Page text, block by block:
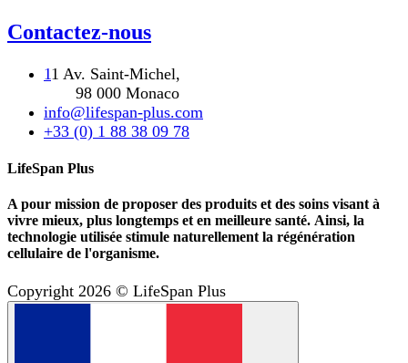
Contactez-nous
11 Av. Saint-Michel,
98 000 Monaco
info@lifespan-plus.com
+33 (0) 1 88 38 09 78
LifeSpan Plus
A pour mission de proposer des produits et des soins visant à
vivre mieux, plus longtemps et en meilleure santé. Ainsi, la
technologie utilisée stimule naturellement la régénération
cellulaire de l'organisme.
Copyright 2026 © LifeSpan Plus